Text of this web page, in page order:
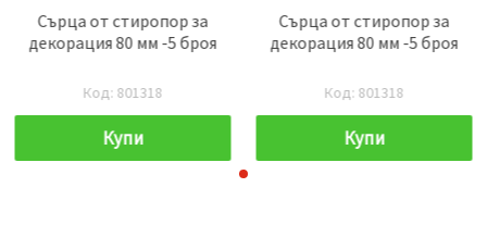
Сърца от стиропор за
декорация 80 мм -5 броя
Код: 801318
Купи
Сърца от стиропор за
декорация 80 мм -5 броя
Код: 801318
Купи